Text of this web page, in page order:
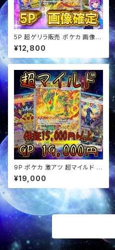
5P 超ゲリラ販売 ポケカ 画像確
定 オリパ
¥12,800
9P ポケカ 激アツ 超マイルド オ
リパ
¥19,000